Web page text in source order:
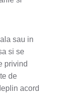
sau in
si se
privind
de
acord